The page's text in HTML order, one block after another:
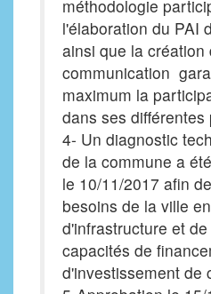
méthodologie
l'élaboration du PAI
ainsi que la création
communication
maximum la
dans ses différentes
4- Un diagnostic
de la commune a
le 10/11/2017 afin
besoins de la ville
d'infrastructure et
capacités de
d'investissement de